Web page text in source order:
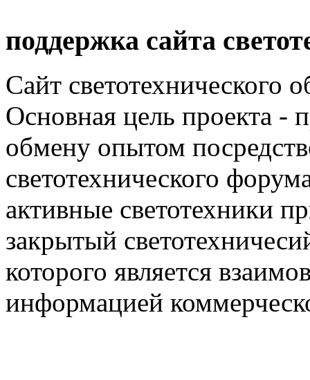
поддержка сайта
Сайт светотехнического
Основная цель проекта -
обмену опытом
светотехнического
активные светотехники
закрытый
которого является
информацией